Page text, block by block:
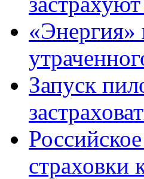
«Энергия»
Запуск
страховки